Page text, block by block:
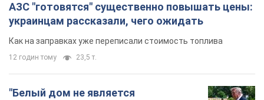
АЗС "готовятся" существенно повышать цены:
украинцам рассказали, чего ожидать
Как на заправках уже переписали стоимость топлива
12 годин тому 23,5 т.
"Белый дом не является